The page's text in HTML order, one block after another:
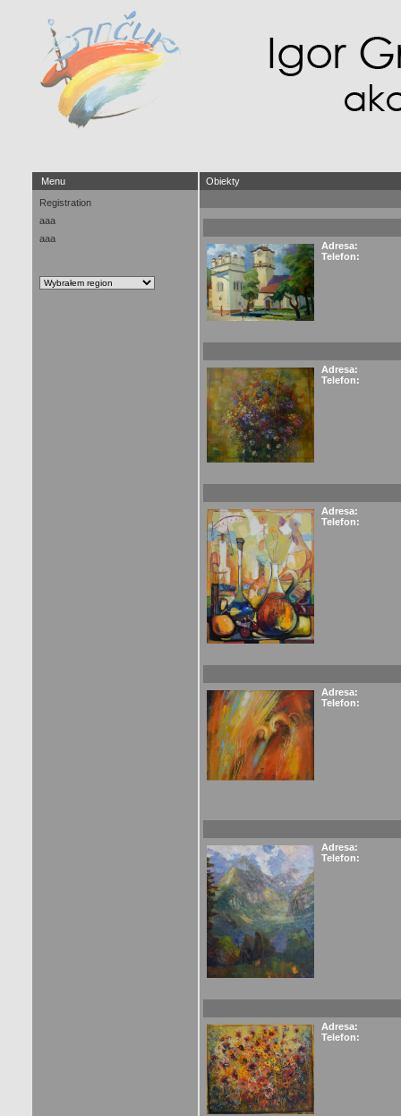
Menu
Registration
aaa
aaa
Obiekty
Adresa:
Telefon:
Adresa:
Telefon:
Adresa:
Telefon:
Adresa:
Telefon:
Adresa:
Telefon:
Adresa:
Telefon: